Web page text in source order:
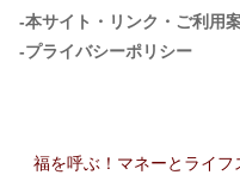
-本サイト・リンク・ご利用
-プライバシーポリシー
福を呼ぶ！マネーとライ